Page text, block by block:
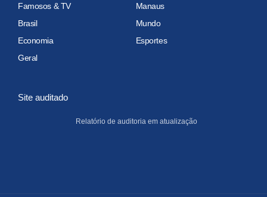
Famosos & TV
Manaus
Brasil
Mundo
Economia
Esportes
Geral
Site auditado
Relatório de auditoria em atualização